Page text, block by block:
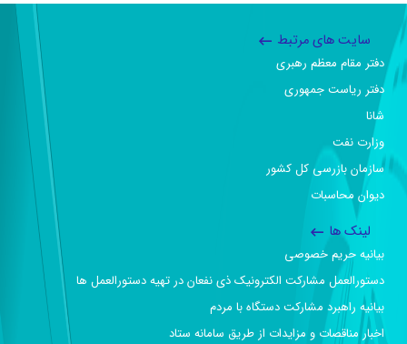
سایت های مرتبط
دفتر مقام معظم رهبری
دفتر ریاست جمهوری
شانا
وزارت نفت
سازمان بازرسی کل کشور
دیوان محاسبات
لینک ها
بیانیه حریم خصوصی
دستورالعمل مشارکت الکترونیک ذی نفعان در تهیه دستورالعمل ها
بیانیه راهبرد مشارکت دستگاه با مردم
اخبار مناقصات و مزایدات از طریق سامانه ستاد